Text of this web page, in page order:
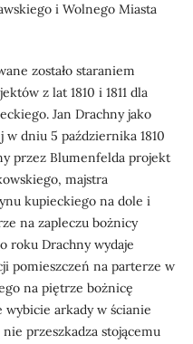
i Wolnego Miasta
zostało staraniem
z lat 1810 i 1811 dla
Jan Drachny jako
w dniu 5 października 1810
przez Blumenfelda projekt
majstra
kupieckiego na dole i
na zapleczu bożnicy
roku Drachny wydaje
pomieszczeń na parterze w
na piętrze bożnicę
wybicie arkady w ścianie
przeszkadza stojącemu